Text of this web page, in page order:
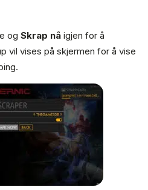
og Skrap nå igjen for å
vil vises på skjermen for å vise